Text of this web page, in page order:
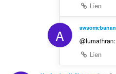
Lien
A
Lien